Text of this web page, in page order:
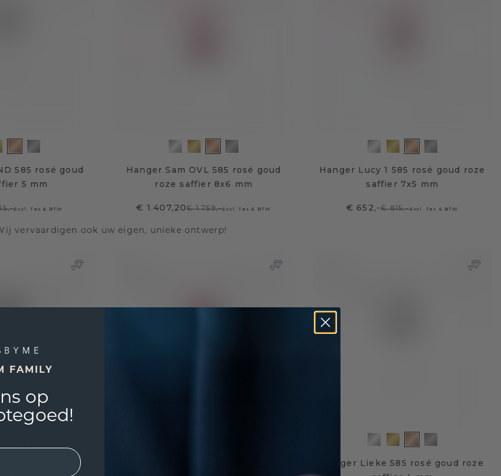
585 rosé goud
5 mm
Excl. Tax & BTW
Hanger Sam OVL 585 rosé goud
roze saffier 8x6 mm
€ 1.407,20€ 1.759,-Excl. Tax & BTW
Hanger Lucy 1 585 rosé goud roze
saffier 7x5 mm
€ 652,-€ 815,-Excl. Tax & BTW
vervaardigen ook uw eigen, unieke ontwerp!
PER PER 585
Hanger Lieke 585 rosé goud roze
FAMILY
op